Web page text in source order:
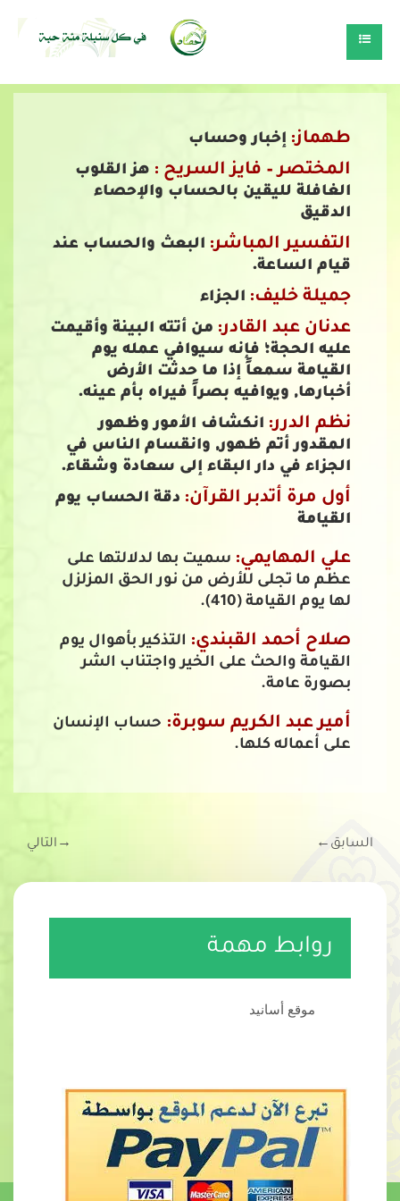
طهماز: إخبار وحساب
المختصر – فايز السريح : هز القلوب
الغافلة لليقين بالحساب والإحصاء
الدقيق
التفسير المباشر: البعث والحساب عند
قيام الساعة.
جميلة خليف: الجزاء
عدنان عبد القادر: من أتته البينة وأقيمت
عليه الحجة؛ فإنه سيوافي عمله يوم
القيامة سمعاً إذا ما حدثت الأرض
أخبارها, ويوافيه بصراً فيراه بأم عينه.
نظم الدرر: انكشاف الأمور وظهور
المقدور أتم ظهور, وانقسام الناس في
الجزاء في دار البقاء إلى سعادة وشقاء.
أول مرة أتدبر القرآن: دقة الحساب يوم
القيامة
علي المهايمي: سميت بها لدلالتها على
عظم ما تجلى للأرض من نور الحق المزلزل
لها يوم القيامة (410).
صلاح أحمد القبندي: التذكير بأهوال يوم
القيامة والحث على الخير واجتناب الشر
بصورة عامة.
أمير عبد الكريم سوبرة: حساب الإنسان
على أعماله كلها.
السابق ←
→ التالي
روابط مهمة
موقع أسانيد